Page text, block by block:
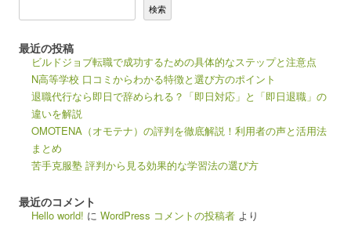
検索
最近の投稿
ビルドジョブ転職で成功するための具体的なステップと注意点
N高等学校 口コミからわかる特徴と選び方のポイント
退職代行なら即日で辞められる？「即日対応」と「即日退職」の
違いを解説
OMOTENA（オモテナ）の評判を徹底解説！利用者の声と活用法
まとめ
苦手克服塾 評判から見る効果的な学習法の選び方
最近のコメント
Hello world! に WordPress コメントの投稿者 より